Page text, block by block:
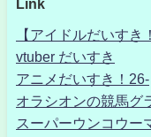
Link
【アイドルだいすき
vtuber だいすき
アニメだいすき！26-
オラシオンの競馬グ
スーパーウンコウー